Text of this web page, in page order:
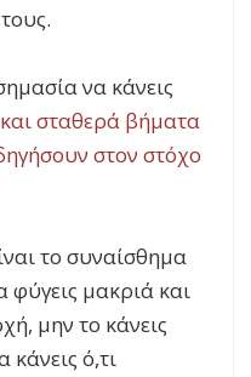
να κάνεις
σταθερά βήματα
στον στόχο
το συναίσθημα
φύγεις μακριά και
μην το κάνεις
ό,τι